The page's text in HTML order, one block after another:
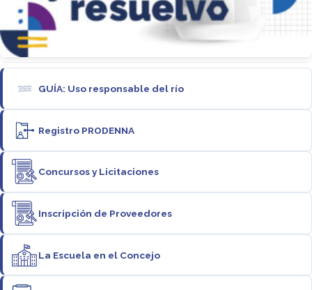
GUÍA: Uso responsable del río
Registro PRODENNA
Concursos y Licitaciones
Inscripción de Proveedores
La Escuela en el Concejo